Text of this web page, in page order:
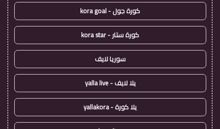
كورة جول - kora goal
كورة ستار - kora star
سوريا لايف
يلا لايف - yalla live
يلا كورة - yallakora